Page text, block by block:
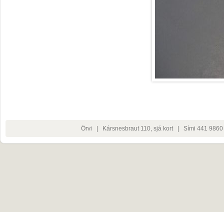
Örvi | Kársnesbraut 110, sjá kort | Sími 441